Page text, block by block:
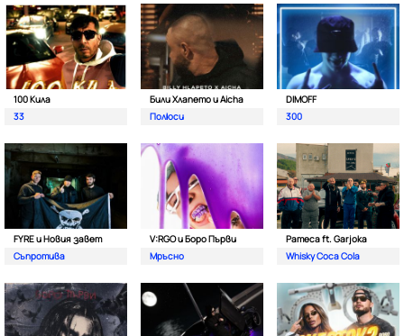
100 Кила
33
Били Хлапето и Aicha
Полюси
DIMOFF
300
FYRE и Новия завет
Съпротива
V:RGO и Боро Първи
Мръсно
Pameca ft. Garjoka
Whisky Coca Cola